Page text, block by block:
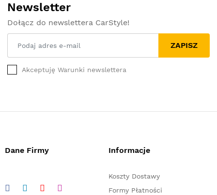
Newsletter
Dołącz do newslettera CarStyle!
ZAPISZ
Akceptuję Warunki newslettera
Dane Firmy Informacje
Koszty Dostawy
Formy Płatności